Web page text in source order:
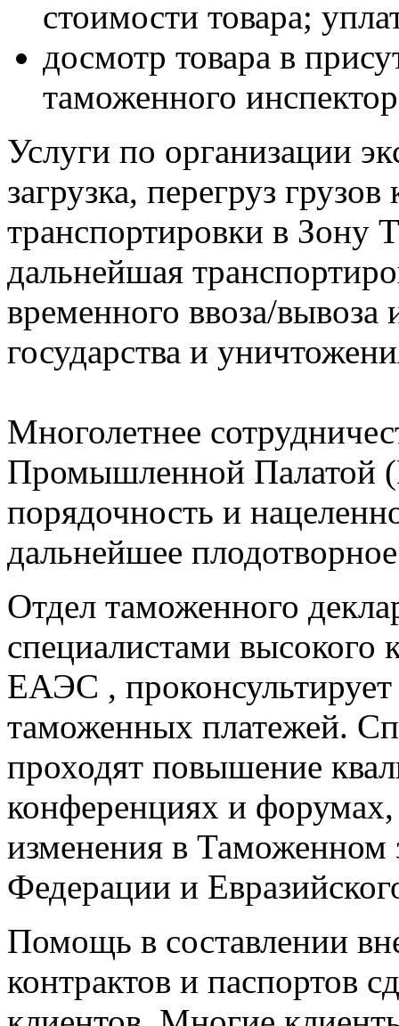
стоимости товара;
досмотр товара в
таможенного
Услуги по организации
загрузка, перегруз
транспортировки в Зону
дальнейшая
временного ввоза/вывоза
государства и
Многолетнее
Промышленной Палатой
порядочность и
дальнейшее
Отдел таможенного
специалистами
ЕАЭС , проконсультирует
таможенных платежей.
проходят повышение
конференциях и
изменения в Таможенном
Федерации и
Помощь в составлении
контрактов и паспортов